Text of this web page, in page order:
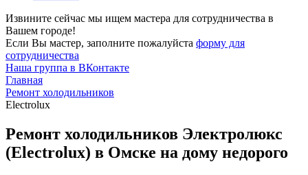
Извините сейчас мы ищем мастера для сотрудничества в
Вашем городе!
Если Вы мастер, заполните пожалуйста форму для
сотрудничества
Наша группа в ВКонтакте
Главная
Ремонт холодильников
Electrolux
Ремонт холодильников Электролюкс
(Electrolux) в Омске на дому недорого